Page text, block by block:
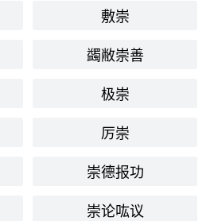
敷崇
蠲敝崇善
极崇
厉崇
崇德报功
崇论吰议